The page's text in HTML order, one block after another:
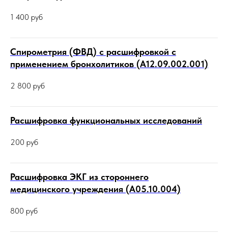
1 400 руб
Спирометрия (ФВД) с расшифровкой с
применением бронхолитиков (А12.09.002.001)
2 800 руб
Расшифровка функциональных исследований
200 руб
Расшифровка ЭКГ из стороннего
медицинского учреждения (А05.10.004)
800 руб